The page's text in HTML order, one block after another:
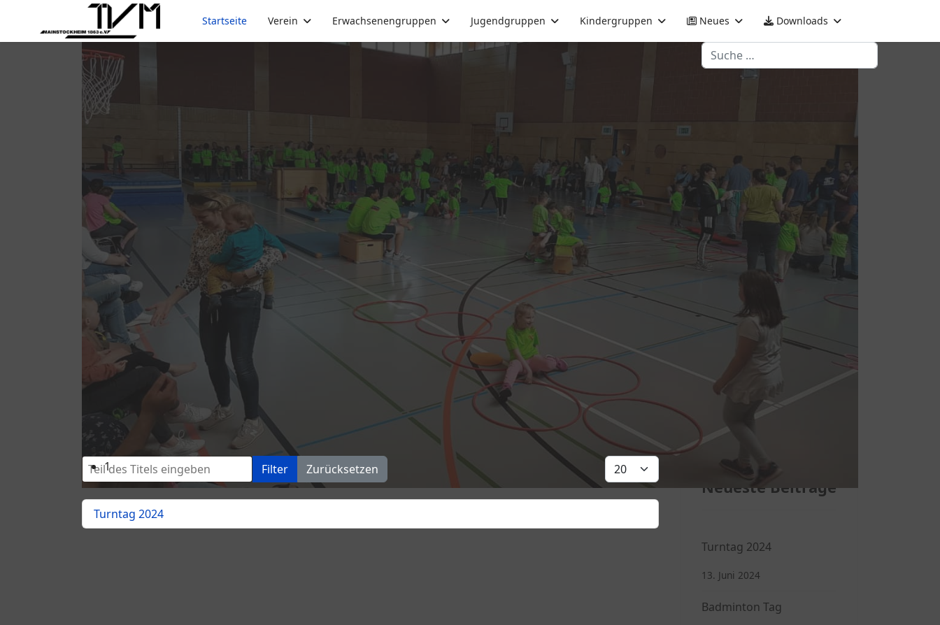
Startseite Verein Erwachsenengruppen Jugendgruppen Kindergruppen Neues Downloads
Suchen
Turntag 2024
der Turntag des Turnverein Mainstockheim am 27.04.2024 war wieder ein voller Erfolg73 Kinder und Jugendliche haben in 5 Altersgruppen ihre
Übungen absolviert und den begeisterten anwesendend Eltern ihr Können gezeigt.Die kleineren Kinder haben auch mit Spannung gesehen was
die jugendlichen Turnerinnen durch konstantes und ehrgeiziges Training erreichen können.mit sportlichen Grüßeneuere Übungsleitergleich
vormerken: der Turntag 2025 findet am 26.04.2025 statt
1
Teil des Titels eingeben Filter Zurücksetzen Anzeige #
Turntag 2024
Neueste Beiträge
Turntag 2024
13. Juni 2024
Badminton Tag